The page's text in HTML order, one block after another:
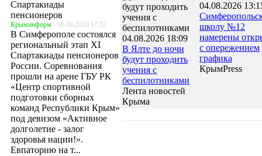
Крыминформ - 06.08.2026 17:32
В Симферополе состоялся
региональный этап XI
Спартакиады пенсионеров
России. Соревнования
прошли на арене ГБУ РК
«Центр спортивной
подготовки сборных
команд Республики Крым»
под девизом «Активное
долголетие - залог
здоровья нации!».
Евпаторию на т...
04.08.2026 18:09
В Ялте до ночи
будут проходить
учения с
беспилотниками
Лента новостей
Крыма
04.08.2026
школу №12
намерены
с опережением
графика
КрымPress